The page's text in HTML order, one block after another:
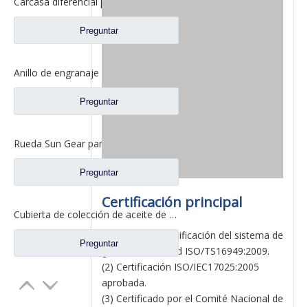
Preguntar
Preguntar
Preguntar
Cubierta de colección de aceite de caja diferencial para piezas de camión Fuhua BN0401S0-2
Preguntar
Certificación principal
(1) Aprobó la certificación del sistema de
gestión de calidad ISO/TS16949:2009.
(2) Certificación ISO/IEC17025:2005
aprobada.
(3) Certificado por el Comité Nacional de